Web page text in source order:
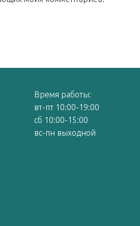
Время работы:
вт-пт 10:00-19:00
сб 10:00-15:00
вс-пн выходной